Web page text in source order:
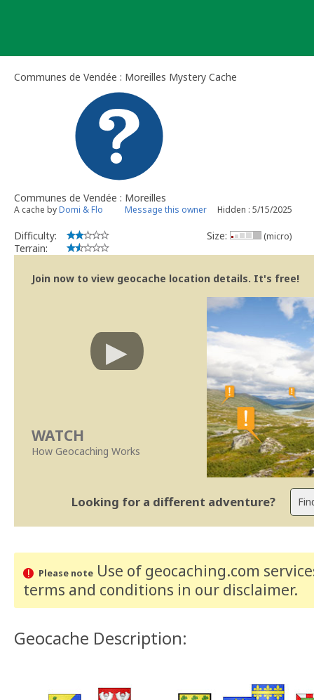
Communes de Vendée : Moreilles Mystery Cache
Communes de Vendée : Moreilles
A cache byDomi & Flo Message this owner Hidden : 5/15/2025
Difficulty:
Terrain:
Size: (micro)
Join now to view geocache location details. It's free!
WATCH
How Geocaching Works
Looking for a different adventure?
Please noteUse of geocaching.com
terms and conditions in our disclaimer.
Geocache Description: